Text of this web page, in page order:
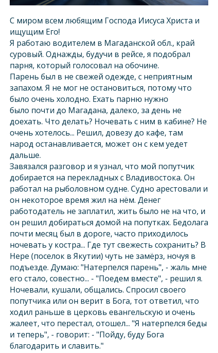
С миром всем любящим Господа Иисуса Христа и
ищущим Его!
Я работаю водителем в Магаданской обл., край
суровый. Однажды, будучи в рейсе, я подобрал
парня, который голосовал на обочине.
Парень был в не свежей одежде, с неприятным
запахом. Я не мог не остановиться, потому что
было очень холодно. Ехать парню нужно
было почти до Магадана, далеко, за день не
доехать. Что делать? Ночевать с ним в кабине? Не
очень хотелось... Решил, довезу до кафе, там
народ останавливается, может он с кем уедет
дальше.
Завязался разговор и я узнал, что мой попутчик
добирается на перекладных с Владивостока. Он
работал на рыболовном судне. Судно арестовали и
он некоторое время жил на нём. Денег
работодатель не заплатил, жить было не на что, и
он решил добираться домой на попутках. Бедолага
почти месяц был в дороге, часто приходилось
ночевать у костра... Где тут свежесть сохранить? В
Нере (поселок в Якутии) чуть не замёрз, ночуя в
подъезде. Думаю: "Натерпелся парень", - жаль мне
его стало, совестно... - "Поедем вместе", - решил я.
Ночевали, кушали, общались. Спросил своего
попутчика или он верит в Бога, тот ответил, что
ходил раньше в церковь евангельскую и очень
жалеет, что перестал, отошел... "Я натерпелся беды
и теперь", - говорит: - "Пойду, буду Бога
благодарить и славить."